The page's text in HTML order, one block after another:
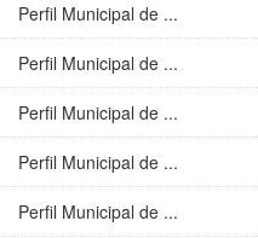
Perfil Municipal de ...
Perfil Municipal de ...
Perfil Municipal de ...
Perfil Municipal de ...
Perfil Municipal de ...